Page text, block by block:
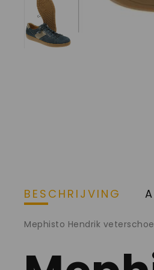
BESCHRIJVING
Mephisto Hendrik